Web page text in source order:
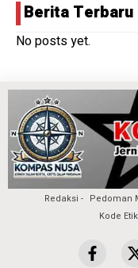
Berita Terbaru
No posts yet.
Redaksi Pedoman
Kode Etik